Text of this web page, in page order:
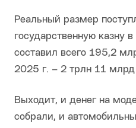
Реальный размер
государственную казну
составил всего 195,2
2025 г. – 2 трлн 11 млрд
Выходит, и денег на
собрали, и